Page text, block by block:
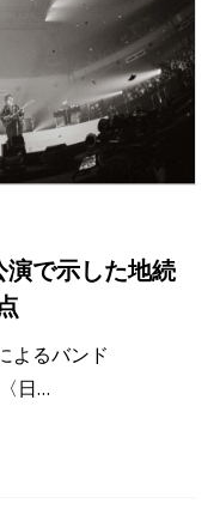
で示した地続
よるバンド
日…